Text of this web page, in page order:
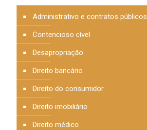
Administrativo e contratos públicos
Contencioso cível
Desapropriação
Direito bancário
Direito do consumidor
Direito imobiliário
Direito médico